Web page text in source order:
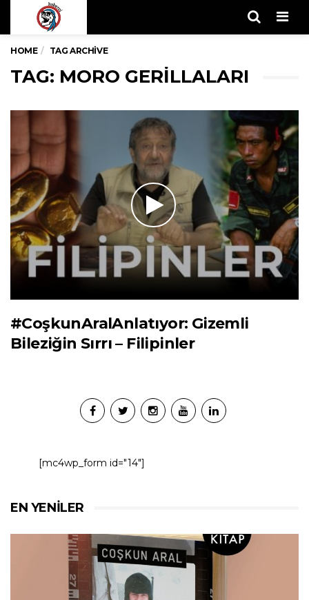
HOME TAG ARCHIVE
TAG: MORO GERILLALARI
#CoşkunAralAnlatıyor: Gizemli
Bileziğin Sırrı – Filipinler
[mc4wp_form id="14"]
EN YENILER